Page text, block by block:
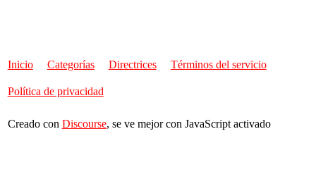
Inicio Categorías Directrices Términos del servicio
Política de privacidad
Creado con Discourse, se ve mejor con JavaScript activado